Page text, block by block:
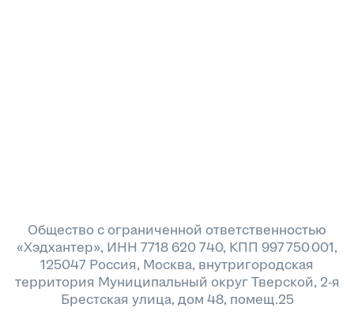
Общество с ограниченной ответственностью
«Хэдхантер», ИНН 7718 620 740, КПП 997 750 001,
125047 Россия, Москва, внутригородская
территория Муниципальный округ Тверской, 2-я
Брестская улица, дом 48, помещ.25